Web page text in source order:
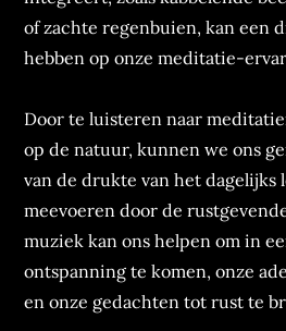
of zachte regenbuien, kan een
hebben op onze meditatie-
Door te luisteren naar
op de natuur, kunnen we ons
van de drukte van het dagelijks
meevoeren door de
muziek kan ons helpen om in
ontspanning te komen, onze
en onze gedachten tot rust te